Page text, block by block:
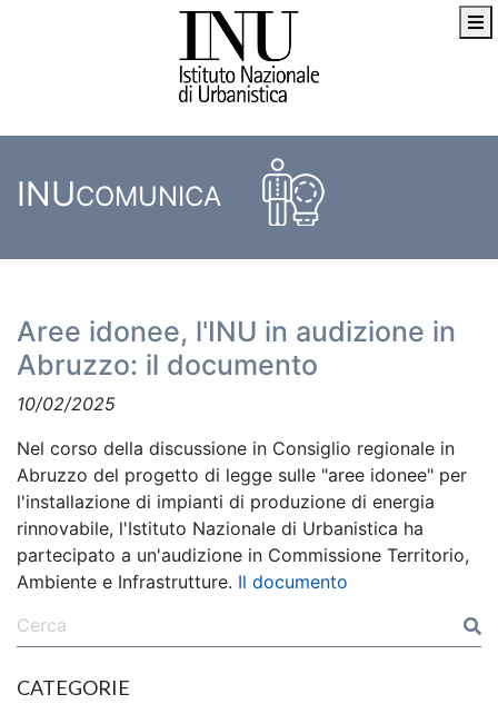
INUCOMUNICA
Aree idonee, l'INU in audizione in
Abruzzo: il documento
10/02/2025
Nel corso della discussione in Consiglio regionale in
Abruzzo del progetto di legge sulle "aree idonee" per
l'installazione di impianti di produzione di energia
rinnovabile, l'Istituto Nazionale di Urbanistica ha
partecipato a un'audizione in Commissione Territorio,
Ambiente e Infrastrutture. Il documento
CATEGORIE